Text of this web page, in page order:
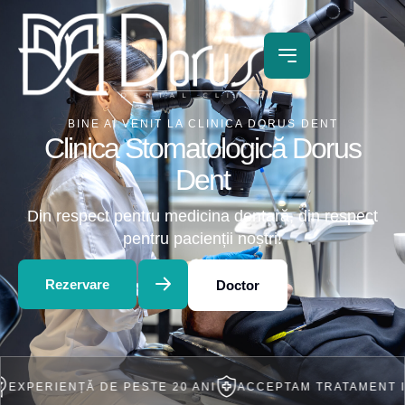
BINE AI VENIT LA CLINICA DORUS DENT
Clinica Stomatologică Dorus
Dent
Din respect pentru medicina dentară, din respect
pentru pacienții noștri!
Rezervare Doctor
DE PESTE 20 ANI ACCEPTAM TRATAMENT IN RATE